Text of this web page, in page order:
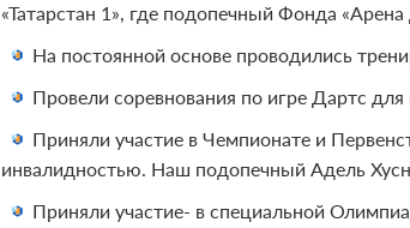
«Татарстан 1», где подопечный Фонда
На постоянной основе проводились
Провели соревнования по игре Дартс
Приняли участие в Чемпионате и
инвалидностью. Наш подопечный Адель
Приняли участие- в специальной